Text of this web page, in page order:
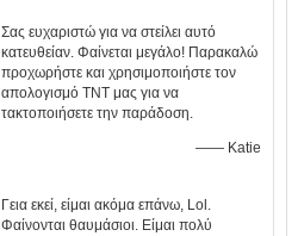
Σας ευχαριστώ για να στείλει αυτό
κατευθείαν. Φαίνεται μεγάλο! Παρακαλώ
προχωρήστε και χρησιμοποιήστε τον
απολογισμό TNT μας για να
τακτοποιήσετε την παράδοση.
—— Katie
Γεια εκεί, είμαι ακόμα επάνω, Lol.
Φαίνονται θαυμάσιοι. Είμαι πολύ